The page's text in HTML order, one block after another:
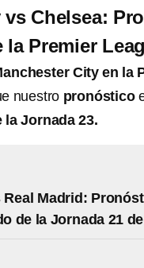
vs Chelsea:
la Premier
City en la
nuestro pronóstico
la Jornada 23.
Real Madrid:
de la Jornada 21